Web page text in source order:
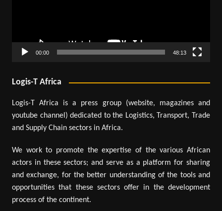
00:00 48:13
Logis-T Africa
Logis-T Africa is a press group (website, magazines and
youtube channel) dedicated to the Logistics, Transport, Trade
and Supply Chain sectors in Africa.
We work to promote the expertise of the various African
actors in these sectors; and serve as a platform for sharing
and exchange, for the better understanding of the tools and
opportunities that these sectors offer in the development
process of the continent.